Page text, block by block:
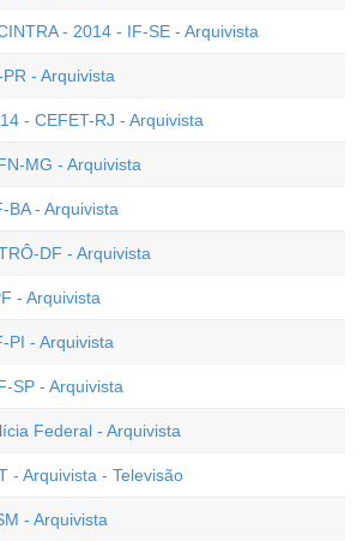
- 2014 - IF-SE - Arquivista
- Arquivista
- CEFET-RJ - Arquivista
MG - Arquivista
BA - Arquivista
DF - Arquivista
- Arquivista
PI - Arquivista
SP - Arquivista
Federal - Arquivista
- Arquivista - Televisão
- Arquivista